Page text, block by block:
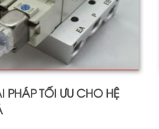
TỐI ƯU CHO HỆ